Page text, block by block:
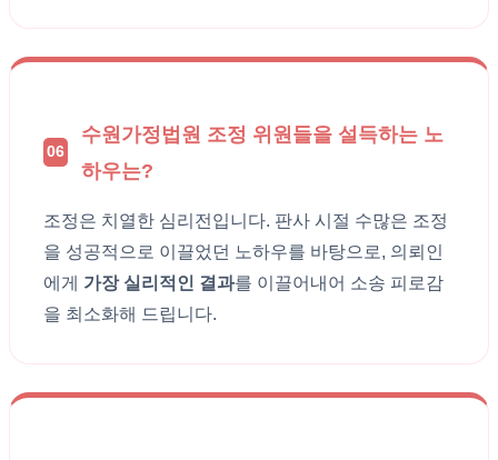
06
수원가정법원 조정 위원들을 설득하는 노
하우는?
조정은 치열한 심리전입니다. 판사 시절 수많은 조정
을 성공적으로 이끌었던 노하우를 바탕으로, 의뢰인
에게 가장 실리적인 결과를 이끌어내어 소송 피로감
을 최소화해 드립니다.